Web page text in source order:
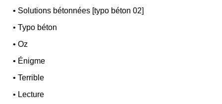
• Solutions bétonnées [typo béton 02]
•Typo béton
•Oz
• Énigme
•Terrible
• Lecture